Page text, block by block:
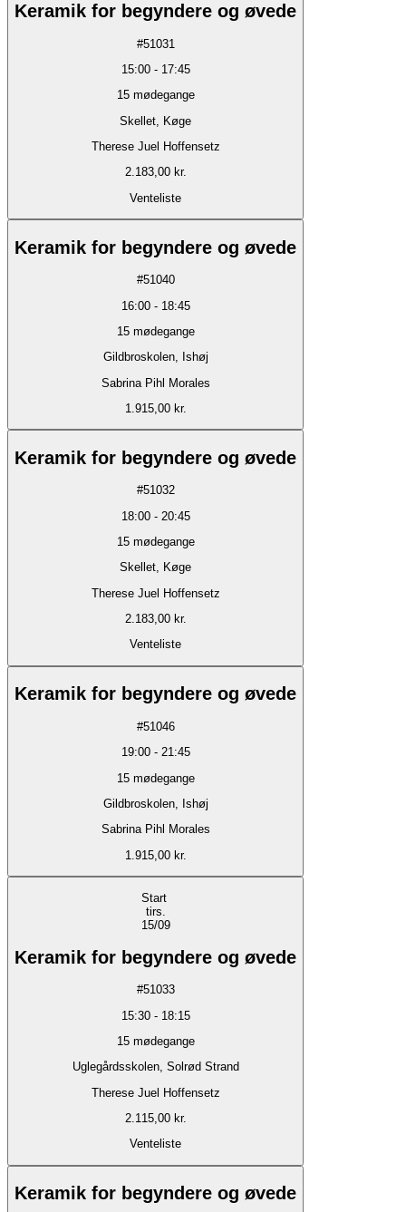
Keramik for begyndere og øvede
#51031
15:00- 17:45
15 mødegange
Skellet, Køge
Therese Juel Hoffensetz
2.183,00 kr.
Venteliste
Keramik for begyndere og øvede
#51040
16:00- 18:45
15 mødegange
Gildbroskolen, Ishøj
Sabrina Pihl Morales
1.915,00 kr.
Keramik for begyndere og øvede
#51032
18:00- 20:45
15 mødegange
Skellet, Køge
Therese Juel Hoffensetz
2.183,00 kr.
Venteliste
Keramik for begyndere og øvede
#51046
19:00- 21:45
15 mødegange
Gildbroskolen, Ishøj
Sabrina Pihl Morales
1.915,00 kr.
Start
tirs.
15/09
Keramik for begyndere og øvede
#51033
15:30- 18:15
15 mødegange
Uglegårdsskolen, Solrød Strand
Therese Juel Hoffensetz
2.115,00 kr.
Venteliste
Keramik for begyndere og øvede